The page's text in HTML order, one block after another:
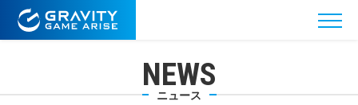
NEWS
ニュース